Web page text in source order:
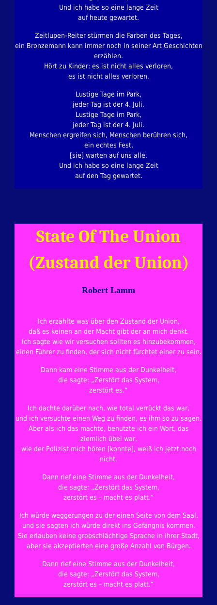
Und ich habe so eine lange Zeit
auf heute gewartet.
Zeitlupen-Reiter stürmen die Farben des Tages,
ein Bronzemann kann immer noch in seiner Art Geschichten
erzählen.
Hört zu Kinder: es ist nicht alles verloren,
es ist nicht alles verloren.
Lustige Tage im Park,
jeder Tag ist der 4. Juli.
Lustige Tage im Park,
jeder Tag ist der 4. Juli.
Menschen ergreifen sich, Menschen berühren sich,
ein echtes Fest,
[sie] warten auf uns alle.
Und ich habe so eine lange Zeit
auf den Tag gewartet.
State Of The Union
(Zustand der Union)
Robert Lamm
Ich erzählte was über den Zustand der Union,
daß es keinen an der Macht gibt der an mich denkt.
Ich sagte wie wir versuchen sollten es hinzubekommen,
einen Führer zu finden, der sich nicht fürchtet einer zu sein.
Dann kam eine Stimme aus der Dunkelheit,
die sagte: „Zerstört das System,
zerstört es.“
Ich dachte darüber nach, wie total verrückt das war,
und ich versuchte einen Weg zu finden, es ihm so zu sagen.
Aber als ich das machte, benutzte ich ein Wort, das
ziemlich übel war,
wie der Polizist mich hören [konnte], weiß ich jetzt noch
nicht.
Dann rief eine Stimme aus der Dunkelheit,
die sagte: „Zerstört das System,
zerstört es – macht es platt.“
Ich würde weggerungen zu der einen Seite von dem Saal,
und sie sagten ich würde direkt ins Gefängnis kommen.
Sie erlauben keine grobschlächtige Sprache in ihrer Stadt,
aber sie akzeptierten eine große Anzahl von Bürgen.
Dann rief eine Stimme aus der Dunkelheit,
die sagte: „Zerstört das System,
zerstört es – macht es platt.“